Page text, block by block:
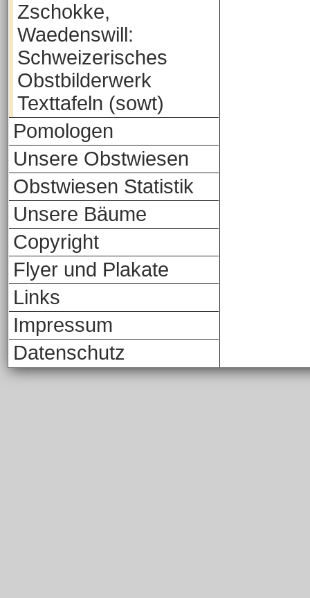
Zschokke,
Waedenswill:
Schweizerisches
Obstbilderwerk
Texttafeln (sowt)
Pomologen
Unsere Obstwiesen
Obstwiesen Statistik
Unsere Bäume
Copyright
Flyer und Plakate
Links
Impressum
Datenschutz